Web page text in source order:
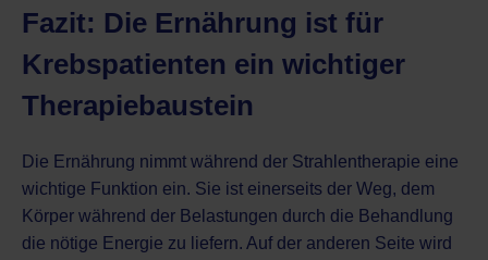
Fazit: Die Ernährung ist für
Krebspatienten ein wichtiger
Therapiebaustein
Die Ernährung nimmt während der Strahlentherapie eine
wichtige Funktion ein. Sie ist einerseits der Weg, dem
Körper während der Belastungen durch die Behandlung
die nötige Energie zu liefern. Auf der anderen Seite wird